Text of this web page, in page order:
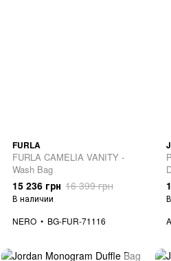
FURLA
FURLA CAMELIA VANITY -
Wash Bag
15 236 грн 16 399 грн
В наличии
NERO
BG-FUR-71116